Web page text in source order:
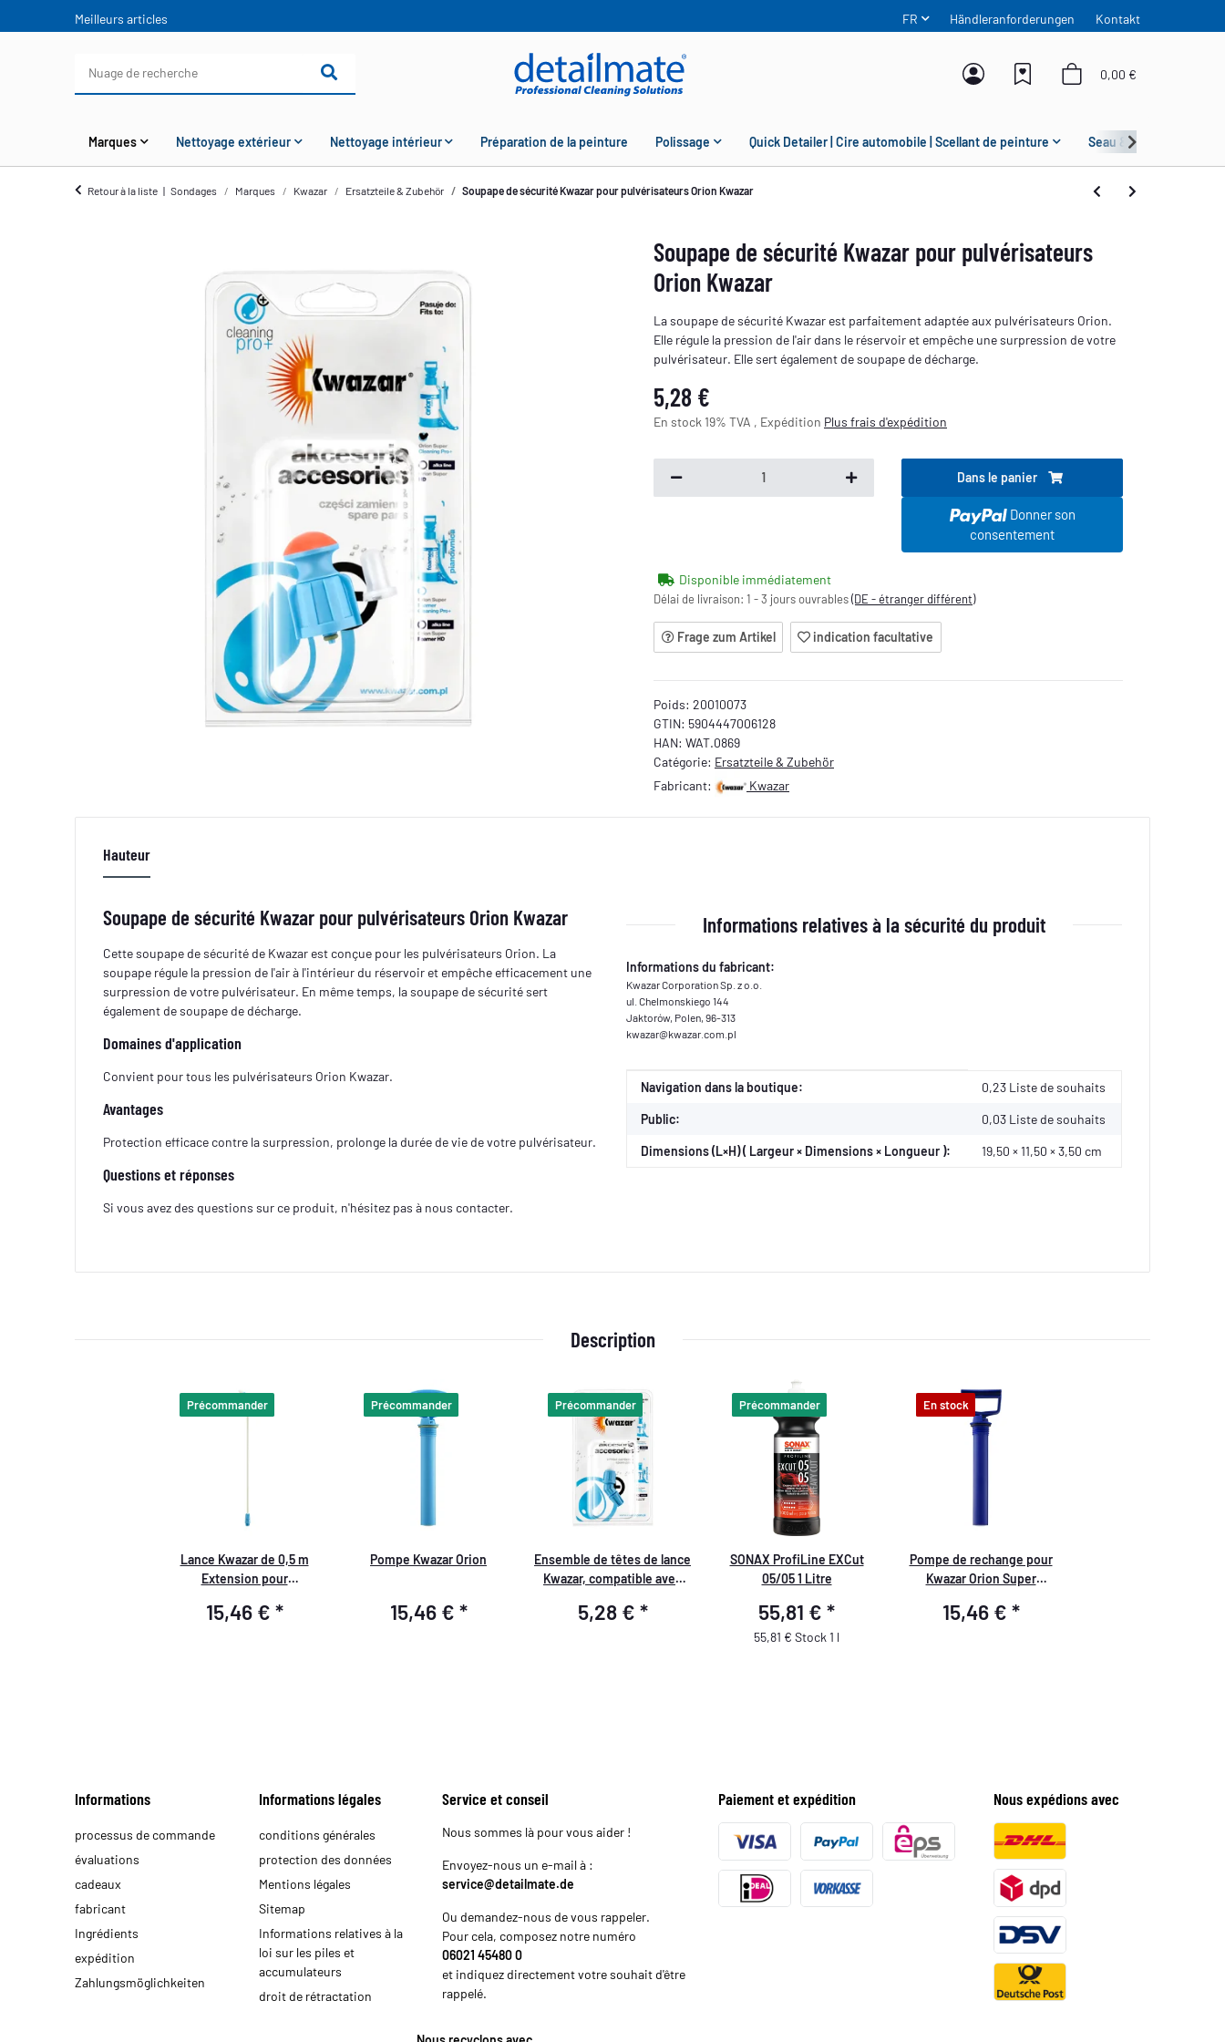
FR Händleranforderungen Kontakt
Meilleurs articles
0,00 €
Marques Nettoyage extérieur Nettoyage intérieur Préparation de la peinture Polissage Quick Detailer | Cire automobile | Scellant de peinture Seau & Grit Guard
Retour à la liste Sondages Marques Kwazar Ersatzteile & Zubehör Soupape de sécurité Kwazar pour pulvérisateurs Orion Kwazar
Soupape de sécurité Kwazar pour pulvérisateurs
Orion Kwazar
La soupape de sécurité Kwazar est parfaitement adaptée aux pulvérisateurs Orion.
Elle régule la pression de l'air dans le réservoir et empêche une surpression de votre
pulvérisateur. Elle sert également de soupape de décharge.
5,28 €
En stock 19% TVA , Expédition Plus frais d'expédition
Dans le panier
Donner son
consentement
Disponible immédiatement
Délai de livraison: 1 - 3 jours ouvrables(DE - étranger différent)
Frage zum Artikel indication facultative
Poids: 20010073
GTIN: 5904447006128
HAN: WAT.0869
Catégorie: Ersatzteile & Zubehör
Fabricant:
Kwazar
Hauteur
Soupape de sécurité Kwazar pour pulvérisateurs Orion Kwazar
Cette soupape de sécurité de Kwazar est conçue pour les pulvérisateurs Orion. La
soupape régule la pression de l'air à l'intérieur du réservoir et empêche efficacement une
surpression de votre pulvérisateur. En même temps, la soupape de sécurité sert
également de soupape de décharge.
Domaines d'application
Convient pour tous les pulvérisateurs Orion Kwazar.
Avantages
Protection efficace contre la surpression, prolonge la durée de vie de votre pulvérisateur.
Questions et réponses
Si vous avez des questions sur ce produit, n'hésitez pas à nous contacter.
Informations relatives à la sécurité du produit
Informations du fabricant:
Kwazar Corporation Sp. z o.o.
ul. Chelmonskiego 144
Jaktorów, Polen, 96-313
kwazar@kwazar.com.pl
Valeur
Fabricant
Navigation dans la boutique: 0,23 Liste de souhaits
Public: 0,03 Liste de souhaits
Dimensions (L×H) ( Largeur × Dimensions × Longueur ): 19,50 × 11,50 × 3,50 cm
Description
Précommander
Lance Kwazar de 0,5 m
Extension pour
15,46 € *
Précommander
Pompe Kwazar Orion
15,46 € *
Précommander
Ensemble de têtes de lance
Kwazar, compatible avec
5,28 € *
Précommander
SONAX ProfiLine EXCut
05/05 1 Litre
55,81 € *
55,81 € Stock 1 l
En stock
Pompe de rechange pour
Kwazar Orion Super
15,46 € *
Informations
processus de commande
évaluations
cadeaux
fabricant
Ingrédients
expédition
Zahlungsmöglichkeiten
Informations légales
conditions générales
protection des données
Mentions légales
Sitemap
Informations relatives à la
loi sur les piles et
accumulateurs
droit de rétractation
Service et conseil
Nous sommes là pour vous aider !
Envoyez-nous un e-mail à :
service@detailmate.de
Ou demandez-nous de vous rappeler.
Pour cela, composez notre numéro
06021 45480 0
et indiquez directement votre souhait d'être
rappelé.
Paiement et expédition Nous expédions avec